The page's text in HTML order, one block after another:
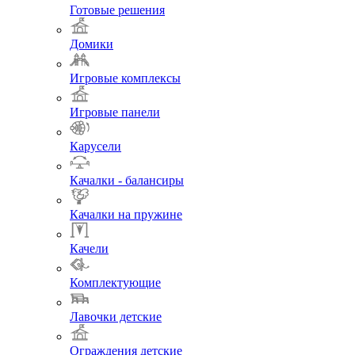
Готовые решения
Домики
Игровые комплексы
Игровые панели
Карусели
Качалки - балансиры
Качалки на пружине
Качели
Комплектующие
Лавочки детские
Ограждения детские